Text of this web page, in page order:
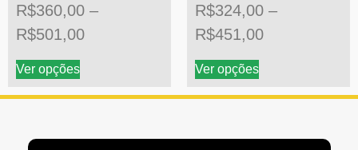
R$360,00 –
R$501,00
Ver opções
R$324,00 –
R$451,00
Ver opções